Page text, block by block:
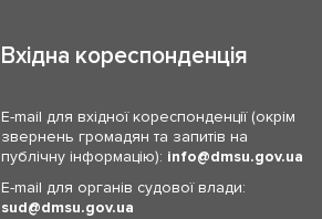
Вхідна кореспонденція
E-mail для вхідної кореспонденції (окрім
звернень громадян та запитів на
публічну інформацію): info
dmsu.gov.ua
E-mail для органів судової влади:
sud
dmsu.gov.ua